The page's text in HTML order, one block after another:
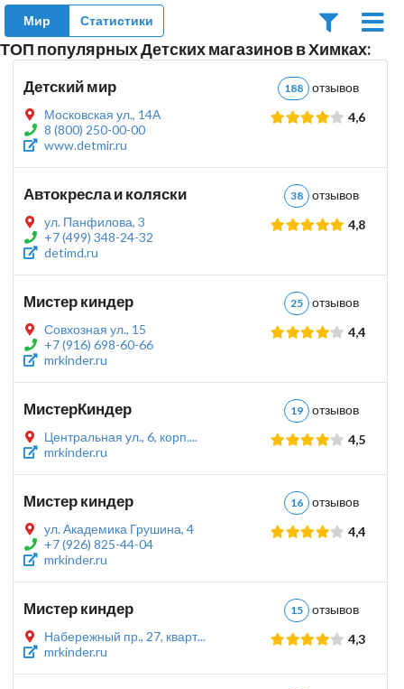
Мир Статистики
ТОП популярных Детских магазинов в Химках:
Детский мир 188 отзывов
Московская ул., 14А
8 (800) 250-00-00
www.detmir.ru
4,6
Автокресла и коляски 38 отзывов
ул. Панфилова, 3
+7 (499) 348-24-32
detimd.ru
4,8
Мистер киндер 25 отзывов
Совхозная ул., 15
+7 (916) 698-60-66
mrkinder.ru
4,4
МистерКиндер 19 отзывов
Центральная ул., 6, корп....
mrkinder.ru
4,5
Мистер киндер 16 отзывов
ул. Академика Грушина, 4
+7 (926) 825-44-04
mrkinder.ru
4,4
Мистер киндер 15 отзывов
Набережный пр., 27, кварт...
mrkinder.ru
4,3